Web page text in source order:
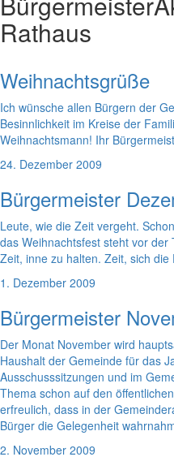
Rathaus
Weihnachtsgrüße
Ich wünsche allen Bürgern der
Besinnlichkeit im Kreise der
Weihnachtsmann! Ihr
24. Dezember 2009
Bürgermeister
Leute, wie die Zeit vergeht.
das Weihnachtsfest steht vor der
Zeit, inne zu halten. Zeit, sich
1. Dezember 2009
Bürgermeister
Der Monat November wird
Haushalt der Gemeinde für das
Ausschusssitzungen und im
Thema schon auf den
erfreulich, dass in der
Bürger die Gelegenheit
2. November 2009